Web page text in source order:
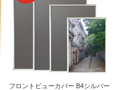
フロントビューカバー B4シルバー